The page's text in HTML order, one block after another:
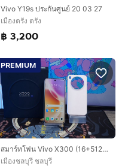
Vivo Y19s ประกันศูนย์ 20 03 27
เมืองตรัง ตรัง
฿ 3,200
PREMIUM
สมาร์ทโฟน Vivo X300 (16+512GB) Halo Pink 5G อุปกรณ์แท้ครบกล่อง มีประกันศูนย์ ขายเพียง 23,900.- เท่านั้น
เมืองชลบุรี ชลบุรี